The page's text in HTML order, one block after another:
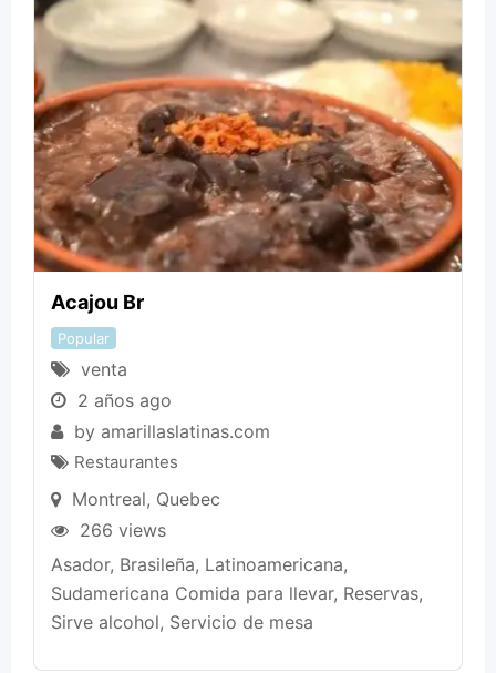
Acajou Br
Popular
venta
2 años ago
by amarillaslatinas.com
Restaurantes
Montreal, Quebec
266 views
Asador, Brasileña, Latinoamericana,
Sudamericana Comida para llevar, Reservas,
Sirve alcohol, Servicio de mesa